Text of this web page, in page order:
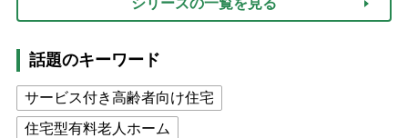
シリーズの一覧を見る
話題のキーワード
サービス付き高齢者向け住宅
住宅型有料老人ホーム